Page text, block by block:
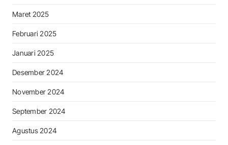
Maret 2025
Februari 2025
Januari 2025
Desember 2024
November 2024
September 2024
Agustus 2024